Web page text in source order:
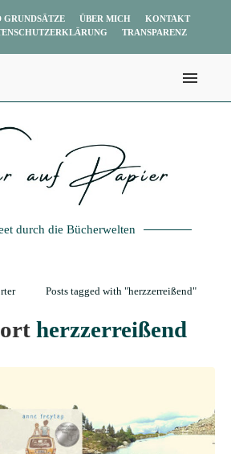
GRUNDSÄTZE ÜBER MICH
KONTAKT
TRANSPARENZ
durch die Bücherwelten
Posts tagged with "herzzerreißend"
herzzerreißend